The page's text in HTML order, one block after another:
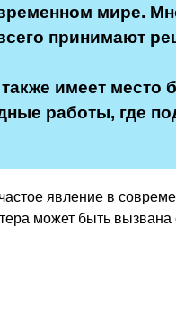
мире.
принимают
имеет место
работы, где
явление в
может быть